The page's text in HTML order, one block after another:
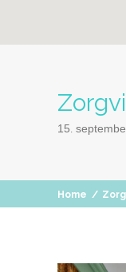
15.
Home /